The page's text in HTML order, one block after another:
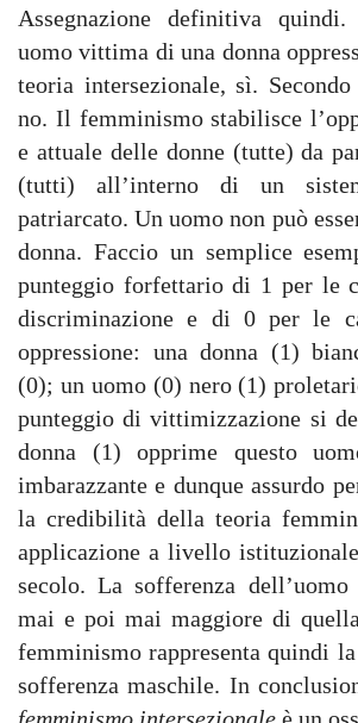
Assegnazione definitiva
uomo vittima di una donna
teoria intersezionale, sì.
no. Il femminismo stabilisce
e attuale delle donne (tutte) da
(tutti) all’interno di un
patriarcato. Un uomo non può
donna. Faccio un semplice
punteggio forfettario di 1 per le
discriminazione e di 0 per le
oppressione: una donna (1)
(0); un uomo (0) nero (1)
punteggio di vittimizzazione si
donna (1) opprime questo
imbarazzante e dunque assurdo
la credibilità della teoria
applicazione a livello
secolo. La sofferenza dell’uomo
mai e poi mai maggiore di
femminismo rappresenta quindi
sofferenza maschile. In